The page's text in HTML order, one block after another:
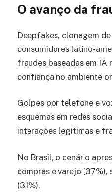
O avanço da
Deepfakes, clonagem
consumidores latino-
fraudes baseadas em IA
confiança no ambiente
Golpes por telefone e
esquemas em redes
interações legítimas e
No Brasil, o cenário
compras e varejo
(31%).